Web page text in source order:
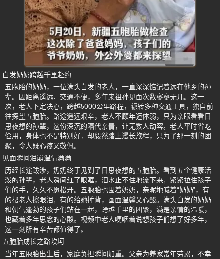
白发奶奶跨越千里赴约
五胞胎的奶奶，一位满头白发的老人，一直深深惦记着远在他乡的孙
辈。因距离遥远、交通不便，多年来祖孙见面次数寥寥无几。这一
次，老人下定决心，跨越5000公里路程，辗转多种交通工具，独自前
往探望五胞胎。路途遥远艰辛，老人不顾年迈体弱，只为亲眼看看日
思夜想的孙辈，这份深沉的隔代亲情，让无数人动容。老人平时省吃
俭用，身体也不是特别好，却毅然踏上漫长旅程，只为了那一刻的团
聚，令人既心疼又敬佩。
见面瞬间泪崩温情满满
历经长途跋涉，奶奶终于见到了日思夜想的五胞胎。看到五个健康活
泼的孙辈，老人瞬间红了眼眶，泪水止不住地流下来，紧紧拉住孩子
们的手，久久不愿松开。五胞胎也围着奶奶，亲昵地喊着“奶奶”，有
的帮老人擦眼泪，有的给她捶背，画面温馨又心酸。满头白发的奶奶
和朝气蓬勃的孩子们站在一起，跨越千里的团聚，满是亲情的温暖，
也藏着多年思念的心酸。视频中老人哽咽着说想孩子们想了好多年，
这一刻所有辛苦都值得了。
五胞胎成长之路坎坷
当年五胞胎出生后，家庭负担瞬间加重。父亲为养家常年劳累，不幸